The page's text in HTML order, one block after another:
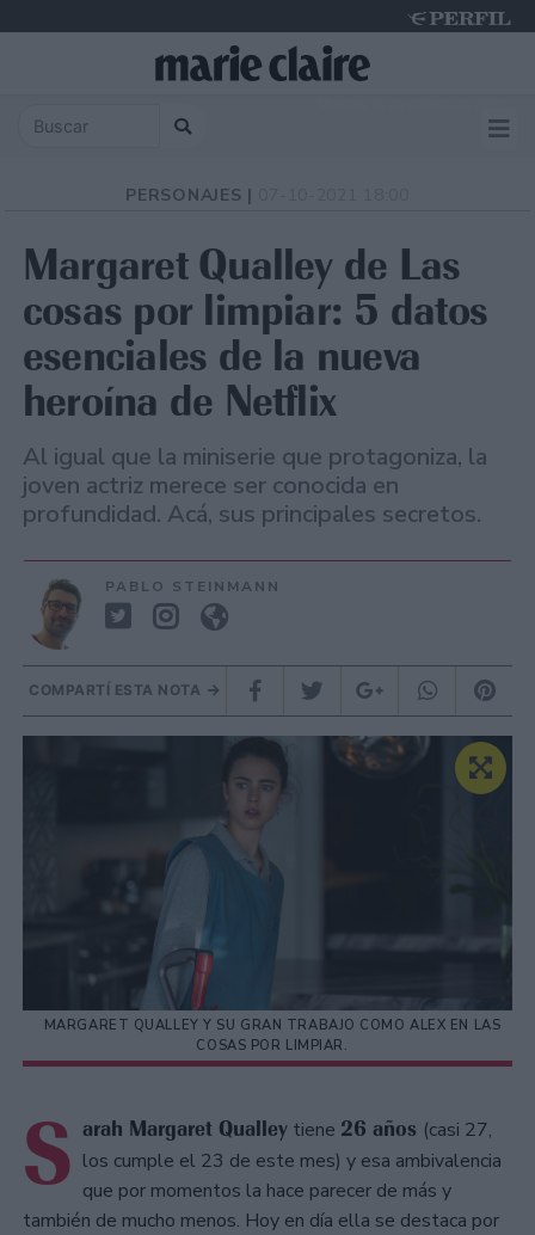
PERSONAJES |
Margaret Qualley de Las
cosas por limpiar: 5 datos
esenciales de la nueva
heroína de Netflix
Al igual que la miniserie que protagoniza, la
joven actriz merece ser conocida en
profundidad. Acá, sus principales secretos.
PABLO STEINMANN
COMPARTÍ ESTA NOTA
MARGARET QUALLEY Y SU GRAN TRABAJO COMO ALEX EN LAS
COSAS POR LIMPIAR.
S arah Margaret Qualley tiene 26 años (casi 27,
los cumple el 23 de este mes) y esa ambivalencia
que por momentos la hace parecer de más y
también de mucho menos. Hoy en día ella se destaca por